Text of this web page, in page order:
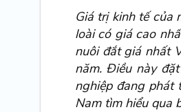
Giá trị kinh tế của
loài có giá cao
nuôi đắt giá nhất
năm. Điều này
nghiệp đang phát
Nam tìm hiểu qua